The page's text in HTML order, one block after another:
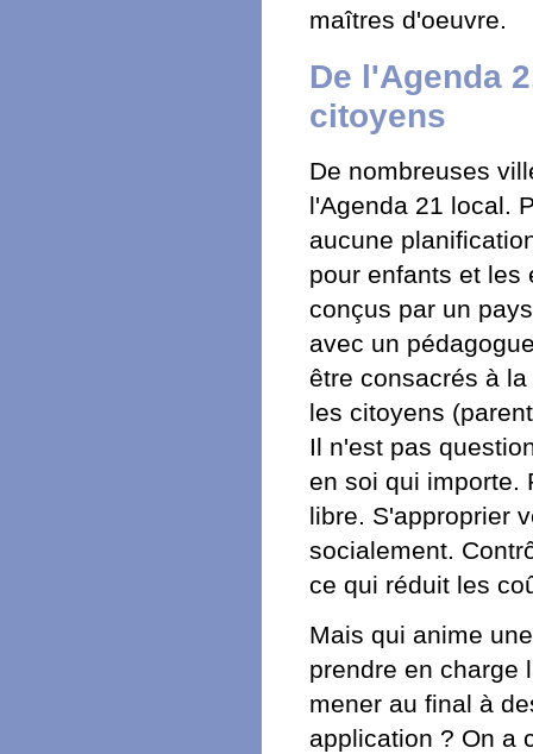
maîtres d'oeuvre.
De l'Agenda
citoyens
De nombreuses
l'Agenda 21 local.
aucune
pour enfants et les
conçus par un
avec un
être consacrés à
les citoyens
Il n'est pas
en soi qui importe.
libre. S'approprier
socialement.
ce qui réduit les
Mais qui anime
prendre en charge
mener au final à
application ? On a